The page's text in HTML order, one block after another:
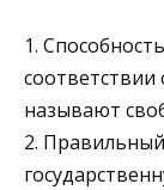
1.
называют
2.